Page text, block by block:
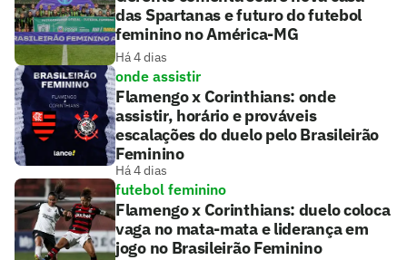
das Spartanas e futuro do futebol
feminino no América-MG
Há 4 dias
onde assistir
Flamengo x Corinthians: onde
assistir, horário e prováveis
escalações do duelo pelo Brasileirão
Feminino
Há 4 dias
futebol feminino
Flamengo x Corinthians: duelo coloca
vaga no mata-mata e liderança em
jogo no Brasileirão Feminino